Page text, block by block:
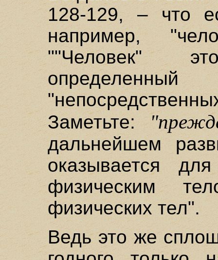
128-129, – что
например,
""Человек"
Заметьте:
дальнейшем
оказывается
физическим
физических тел".
Ведь это же